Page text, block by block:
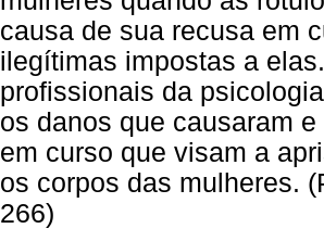
causa de sua recusa em
ilegítimas impostas a
profissionais da
os danos que causaram
em curso que visam a
os corpos das mulheres.
266)